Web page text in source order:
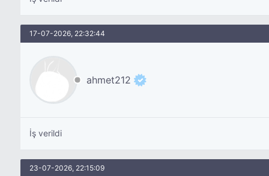
17-07-2026, 22:32:44
ahmet212
İş verildi
23-07-2026, 22:15:09